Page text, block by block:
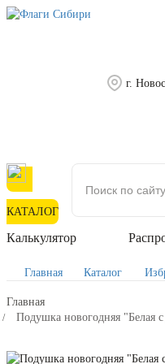
г.
КАТАЛОГ
Калькулятор
Главная Каталог
Главная
Подушка новогодняя "Белая